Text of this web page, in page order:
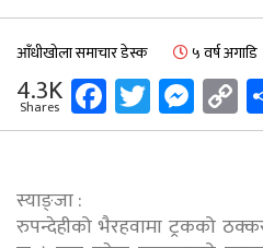
आँधीखोला समाचार डेस्क ५ वर्ष अगाडि
4.3K
Shares Facebook
Twitter
स्याङ्जा :
रुपन्देहीको भैरहवामा ट्रकको